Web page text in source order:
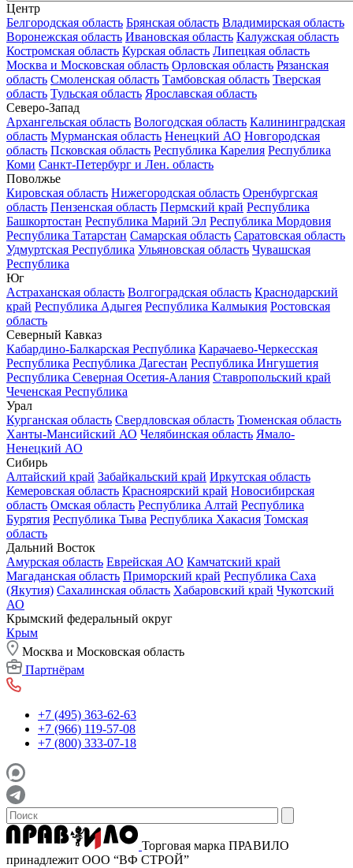
Центр
Белгородская область Брянская область Владимирская область
Воронежская область Ивановская область Калужская область
Костромская область Курская область Липецкая область
Москва и Московская область Орловская область Рязанская
область Смоленская область Тамбовская область Тверская
область Тульская область Ярославская область
Северо-Запад
Архангельская область Вологодская область Калининградская
область Мурманская область Ненецкий АО Новгородская
область Псковская область Республика Карелия Республика
Коми Санкт-Петербург и Лен. область
Поволжье
Кировская область Нижегородская область Оренбургская
область Пензенская область Пермский край Республика
Башкортостан Республика Марий Эл Республика Мордовия
Республика Татарстан Самарская область Саратовская область
Удмуртская Республика Ульяновская область Чувашская
Республика
Юг
Астраханская область Волгоградская область Краснодарский
край Республика Адыгея Республика Калмыкия Ростовская
область
Северный Кавказ
Кабардино-Балкарская Республика Карачаево-Черкесская
Республика Республика Дагестан Республика Ингушетия
Республика Северная Осетия-Алания Ставропольский край
Чеченская Республика
Урал
Курганская область Свердловская область Тюменская область
Ханты-Мансийский АО Челябинская область Ямало-
Ненецкий АО
Сибирь
Алтайский край Забайкальский край Иркутская область
Кемеровская область Красноярский край Новосибирская
область Омская область Республика Алтай Республика
Бурятия Республика Тыва Республика Хакасия Томская
область
Дальний Восток
Амурская область Еврейская АО Камчатский край
Магаданская область Приморский край Республика Саха
(Якутия) Сахалинская область Хабаровский край Чукотский
АО
Крымский федеральный округ
Крым
Москва и Московская область
Партнёрам
+7 (495) 363-62-63
+7 (966) 119-57-08
+7 (800) 333-07-18
Торговая марка ПРАВИЛО
принадлежит ООО “ВФ СТРОЙ”